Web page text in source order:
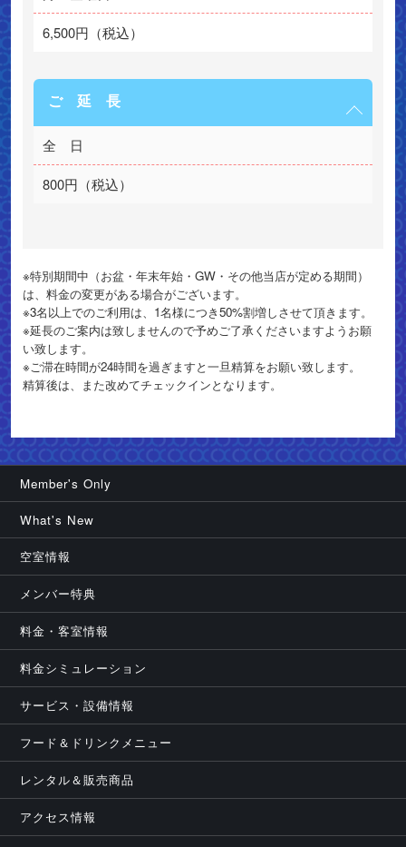
6,500円（税込）
ご 延 長
全　日
800円（税込）
※特別期間中（お盆・年末年始・GW・その他当店が定める期間）
は、料金の変更がある場合がございます。
※3名以上でのご利用は、1名様につき50%割増しさせて頂きます。
※延長のご案内は致しませんので予めご了承くださいますようお願
い致します。
※ご滞在時間が24時間を過ぎますと一旦精算をお願い致します。
精算後は、また改めてチェックインとなります。
Member's Only
What's New
空室情報
メンバー特典
料金・客室情報
料金シミュレーション
サービス・設備情報
フード＆ドリンクメニュー
レンタル＆販売商品
アクセス情報